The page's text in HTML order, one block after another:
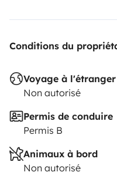
Conditions du
Voyage à l'étranger
Non autorisé
Permis de conduire
Permis B
Animaux à bord
Non autorisé